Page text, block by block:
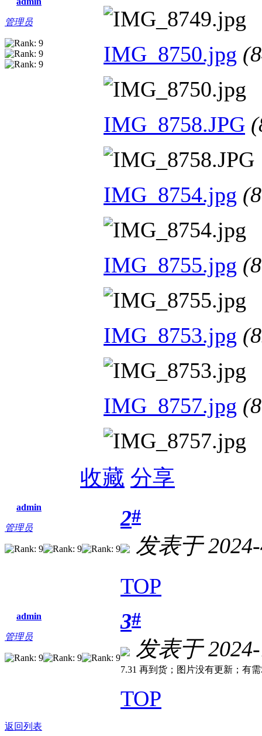
管理员
IMG_8750.jpg
IMG_8758.JPG
IMG_8754.jpg
IMG_8755.jpg
IMG_8753.jpg
IMG_8757.jpg
收藏 分享
admin
管理员 2#
发表于
TOP
admin
管理员
3#
发表于
7.31 再到货；图片没有更新；有
TOP
返回列表